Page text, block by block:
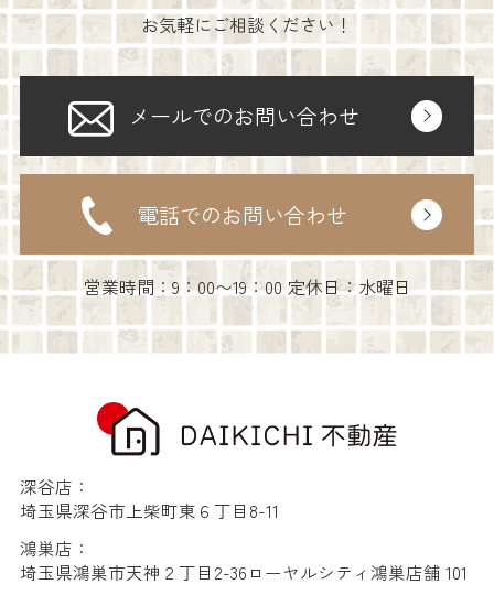
お気軽にご相談ください！
メールでのお問い合わせ
電話でのお問い合わせ
営業時間：9：00〜19：00 定休日：水曜日
深谷店：
埼玉県深谷市上柴町東６丁目8-11
鴻巣店：
埼玉県鴻巣市天神２丁目2-36ローヤルシティ鴻巣店舗 101